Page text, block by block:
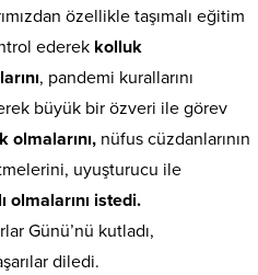
özellikle taşımalı eğitim
ederek kolluk
, pandemi kurallarını
büyük bir özveri ile görev
olmalarını, nüfus cüzdanlarının
uyuşturucu ile
olmalarını istedi.
Günü’nü kutladı,
diledi.